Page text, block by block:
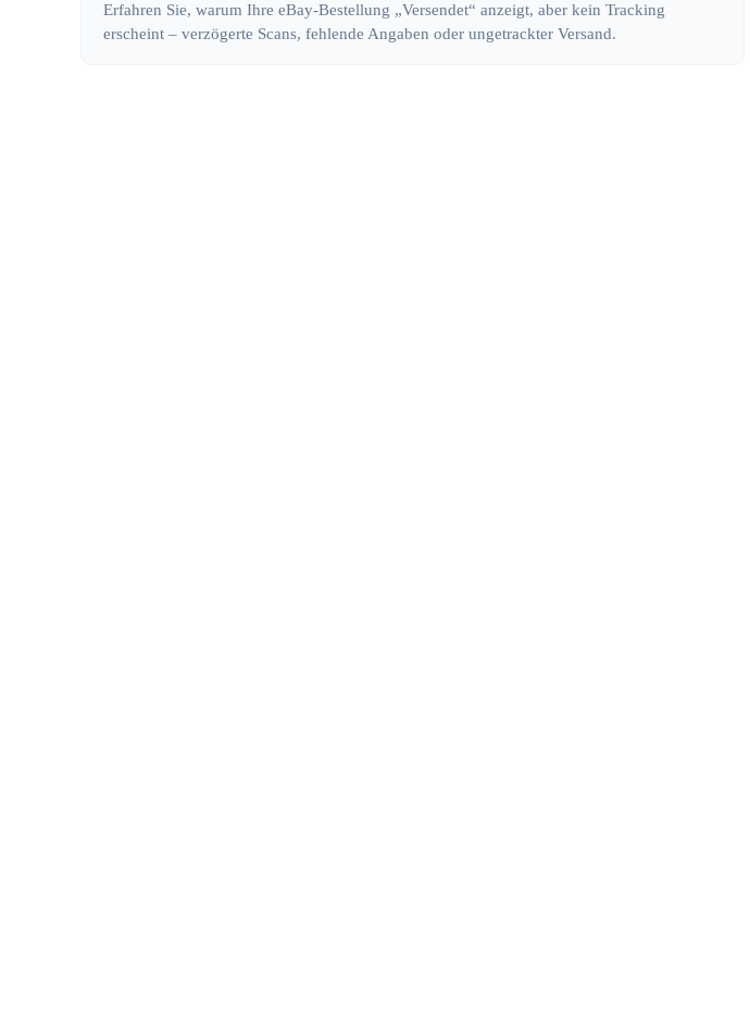
Erfahren Sie, warum Ihre eBay-Bestellung „Versendet“ anzeigt, aber kein Tracking
erscheint – verzögerte Scans, fehlende Angaben oder ungetrackter Versand.